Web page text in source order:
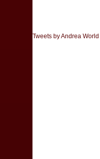
Tweets by Andrea World